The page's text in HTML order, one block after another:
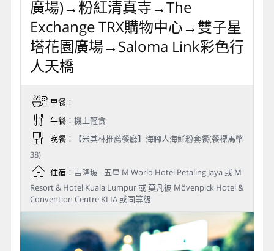
廣場)→粉紅清真寺→The
Exchange TRX購物中心→雙子星
塔花園廣場→Saloma Link彩色行
人天橋
早餐：
午餐：機上輕食
晚餐：【米其林推薦餐廳】海腳人海鮮粉套餐(餐標馬幣
38)
住宿：吉隆坡 - 五星 M World Hotel Petaling Jaya 或 M
Resort & Hotel Kuala Lumpur 或 莫凡彼 Mövenpick Hotel &
Convention Centre KLIA 或同等級